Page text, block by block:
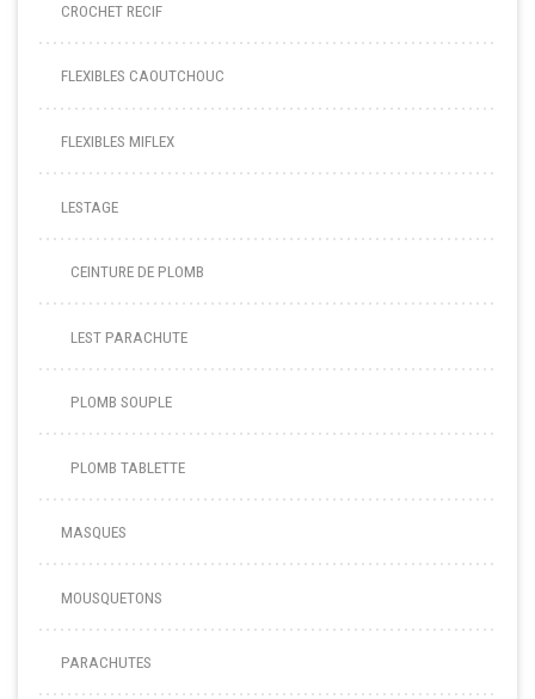
CROCHET RECIF
FLEXIBLES CAOUTCHOUC
FLEXIBLES MIFLEX
LESTAGE
CEINTURE DE PLOMB
LEST PARACHUTE
PLOMB SOUPLE
PLOMB TABLETTE
MASQUES
MOUSQUETONS
PARACHUTES